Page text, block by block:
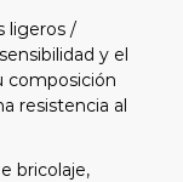
ligeros /
y el
composición
resistencia al
bricolaje,